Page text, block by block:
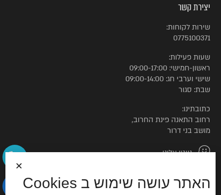
יצירת קשר
שירות לקוחות:
0775100371
שעות פעילות:
ראשון-חמישי: 09:00-17:00
שישי וערבי חג: 09:00-14:00
שבת: סגור
כתובתינו:
רחוב התאנה פינת החרוב,
מושב בני דרור
נווטו אלינו
האתר עושה שימוש ב Cookies